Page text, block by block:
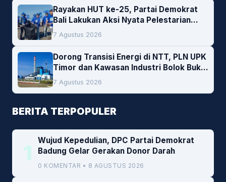
Rayakan HUT ke-25, Partai Demokrat
Bali Lakukan Aksi Nyata Pelestarian
Lingkungan
7 Agustus 2026
Dorong Transisi Energi di NTT, PLN UPK
Timor dan Kawasan Industri Bolok Buka
Peluang Investasi Woodchip untuk
Cofiring PLTU Bolok
7 Agustus 2026
BERITA TERPOPULER
1
Wujud Kepedulian, DPC Partai Demokrat
Badung Gelar Gerakan Donor Darah
0 KOMENTAR • 8 AGUSTUS 2026